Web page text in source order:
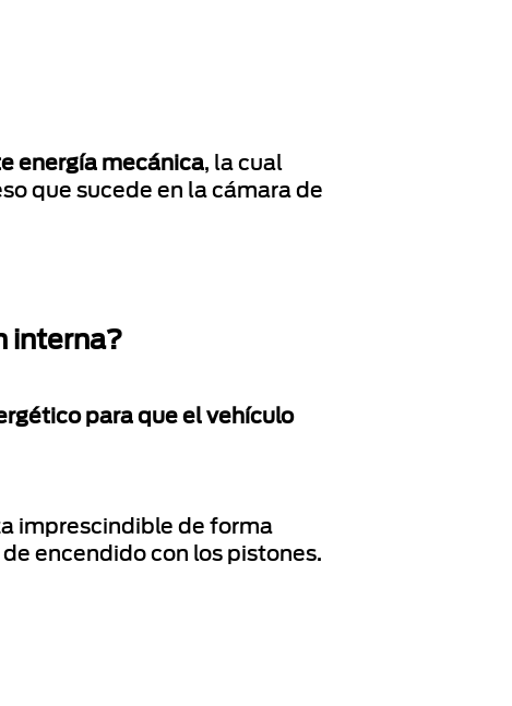
energía mecánica, la cual
que sucede en la cámara de
interna?
para que el vehículo
imprescindible de forma
encendido con los pistones.